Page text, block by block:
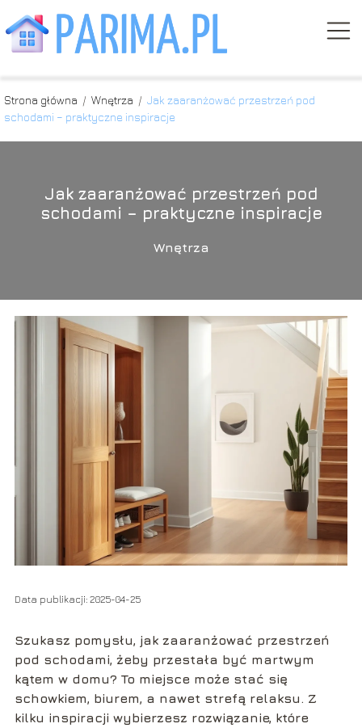
Strona główna / Wnętrza / Jak zaaranżować przestrzeń pod
schodami – praktyczne inspiracje
Jak zaaranżować przestrzeń pod
schodami – praktyczne inspiracje
Wnętrza
Data publikacji: 2025-04-25
Szukasz pomysłu, jak zaaranżować przestrzeń
pod schodami, żeby przestała być martwym
kątem w domu? To miejsce może stać się
schowkiem, biurem, a nawet strefą relaksu. Z
kilku inspiracji wybierzesz rozwiązanie, które